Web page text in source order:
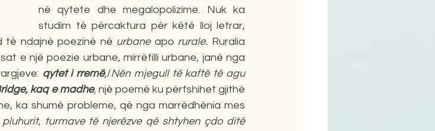
në qytete dhe megalopolizime. Nuk ka
studim të përcaktura për këtë lloj letrar,
të ndajnë poezinë në urbane apo rurale. Ruralia
qytet i rremë,/Nën mjegull të kaftë të agu
kaq e madhe, një poemë ku përfshihet gjithë
ka shumë probleme, që nga marrëdhënia mes
, turmave të njerëzve që shtyhen çdo ditë